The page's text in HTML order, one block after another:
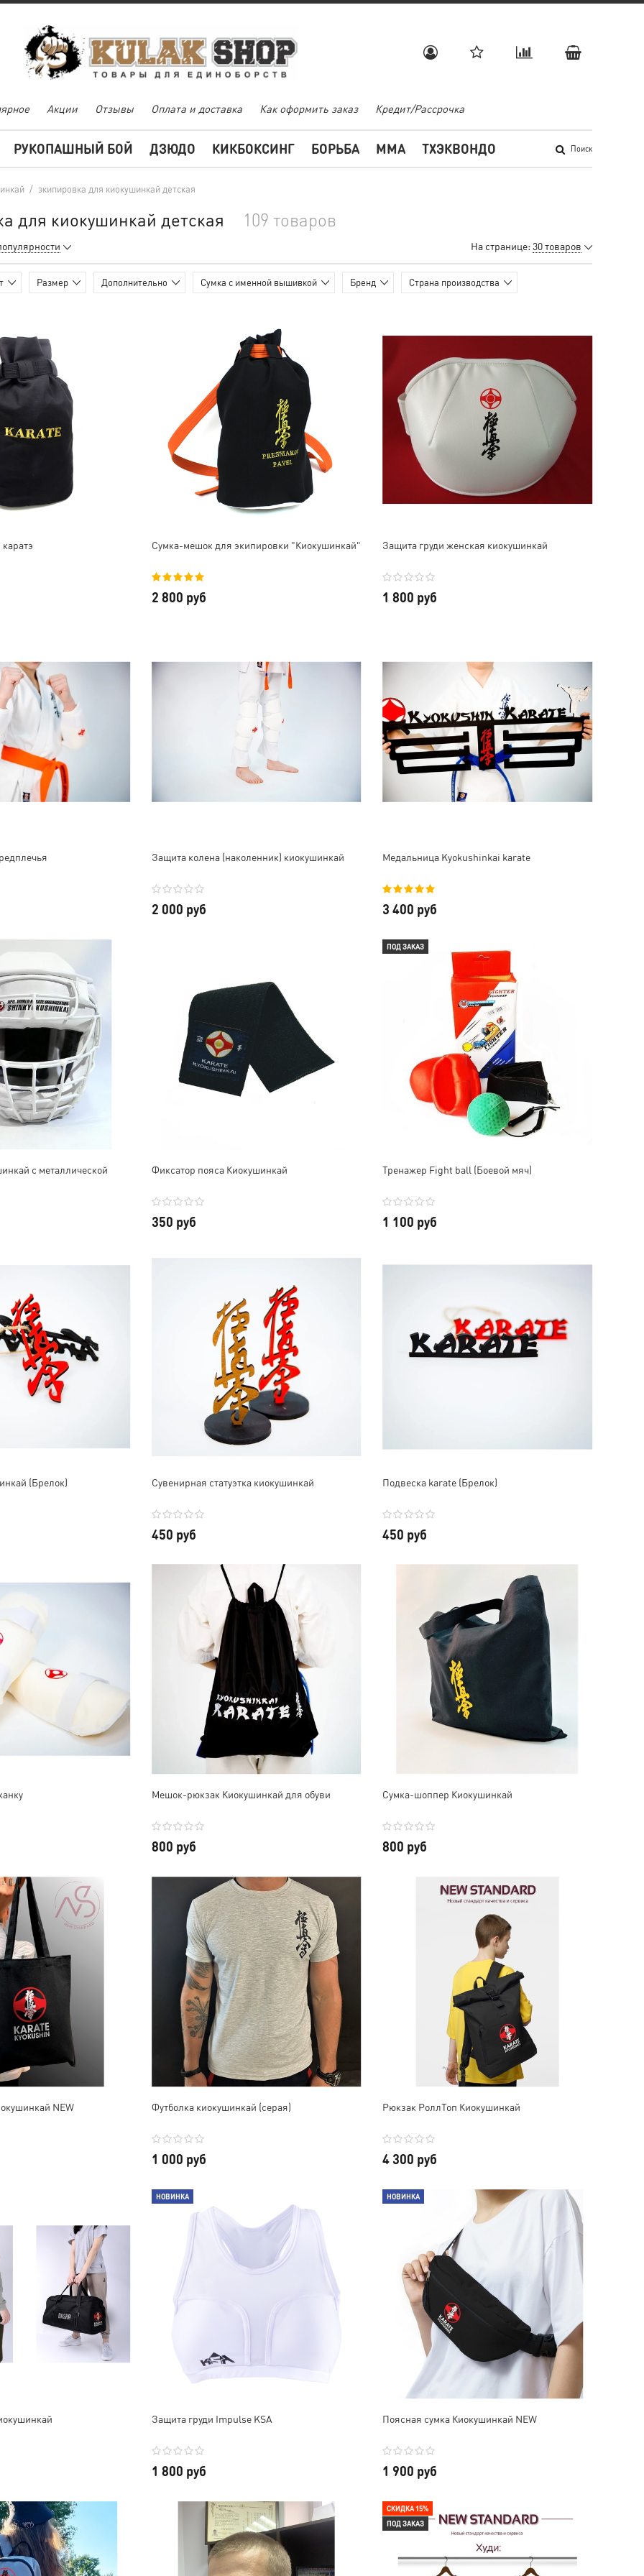
Акции Отзывы Оплата и доставка Как оформить заказ Кредит/Рассрочка
Поиск
РУКОПАШНЫЙ БОЙ ДЗЮДО КИКБОКСИНГ БОРЬБА MMA ТХЭКВОНДО
/ экипировка для киокушинкай детская
для киокушинкай детская 109 товаров
На странице: 30 товаров
Размер Дополнительно Сумка с именной вышивкой Бренд Страна производства
Cумка-мешок для экипировки "Киокушинкай"
2 800 руб
Защита груди женская киокушинкай
1 800 руб
Защита колена (наколенник) киокушинкай
2 000 руб
Медальница Kyokushinkai karate
3 400 руб
с металлической
Фиксатор пояса Киокушинкай
350 руб
ПОД ЗАКАЗ
Тренажер Fight ball (Боевой мяч)
1 100 руб
(Брелок) Сувенирная статуэтка киокушинкай
450 руб
Подвеска karate (Брелок)
450 руб
Мешок-рюкзак Киокушинкай для обуви
800 руб
Сумка-шоппер Киокушинкай
800 руб
NEW Футболка киокушинкай (серая)
1 000 руб
Рюкзак РоллТоп Киокушинкай
4 300 руб
НОВИНКА
Защита груди Impulse KSA
1 800 руб
НОВИНКА
Поясная сумка Киокушинкай NEW
1 900 руб
СКИДКА 15%
ПОД ЗАКАЗ
на
белоснежный. Персонал
подсказали и оперативно
всё отправили, в СПб через
СДЭК за 2 дня пришло всё.
В общем, очень довольны,
будем сотрудничать еще 😊
Отдельное спасибо за
скидку и наклейки, очень
быструю доставку, за
помощь в выборе. Ребёнок
очень рад. Желаем Вам
много клиентов, а мы уже в
их числе.
Надежда Гегина
прочное. СуперУже
побывало в бою)Доставка
все хорошего качества,
прошито аккуратно
рекомендую